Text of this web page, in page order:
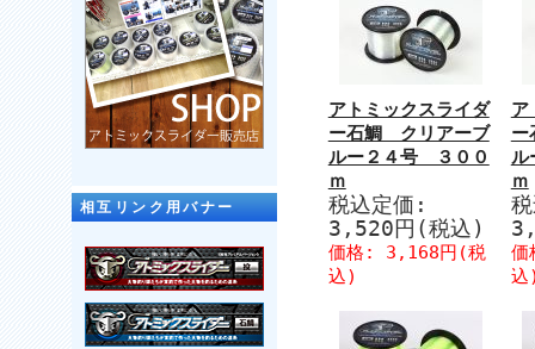
相互リンク用バナー
アトミックスライダ
ー石鯛 クリアーブ
ルー２４号 ３００
ｍ
税込定価:
3,520円(税込)
価格: 3,168円(税
込)
ア
ル
ｍ